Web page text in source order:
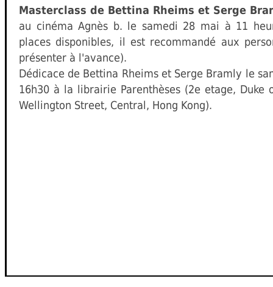
Masterclass de Bettina Rheims et Serge
au cinéma Agnès b. le samedi 28 mai à 11
places disponibles, il est recommandé aux
présenter à l'avance).
Dédicace de Bettina Rheims et Serge Bramly le
16h30 à la librairie Parenthèses (2e etage, Duke
Wellington Street, Central, Hong Kong).